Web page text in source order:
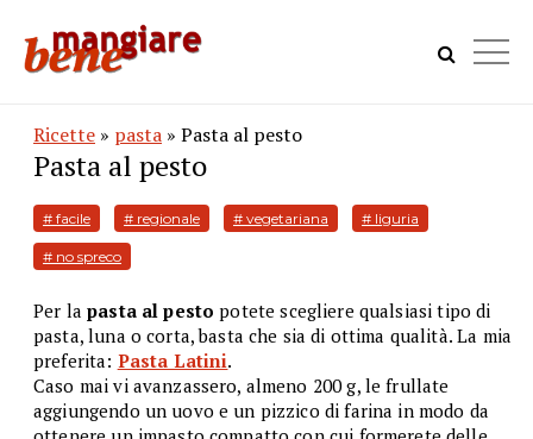
Ricette » pasta » Pasta al pesto
Pasta al pesto
# facile # regionale # vegetariana # liguria
# no spreco
Per lapasta al pesto potete scegliere qualsiasi tipo di
pasta, luna o corta, basta che sia di ottima qualità. La mia
preferita: Pasta Latini.
Caso mai vi avanzassero, almeno 200 g, le frullate
aggiungendo un uovo e un pizzico di farina in modo da